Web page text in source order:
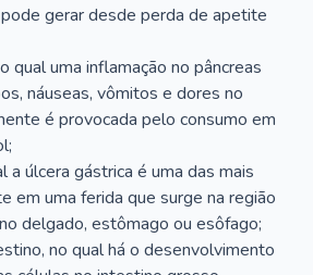
gerar desde perda de apetite
qual uma inflamação no pâncreas
náuseas, vômitos e dores no
é provocada pelo consumo em
a úlcera gástrica é uma das mais
em uma ferida que surge na região
delgado, estômago ou esôfago;
no qual há o desenvolvimento